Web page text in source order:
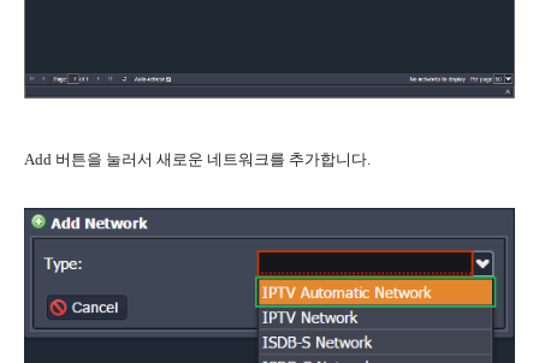
Add 버튼을 눌러서 새로운 네트워크를 추가합니다.